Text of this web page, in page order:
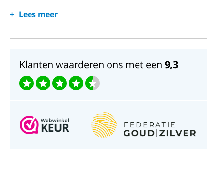
Van de mooie momenten van het leven tot overlijden.
Lees meer
Klanten waarderen ons met een 9,3